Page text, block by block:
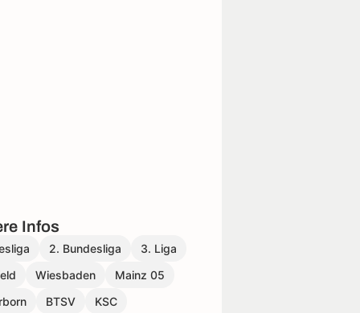
Infos
2. Bundesliga
3. Liga
Wiesbaden
Mainz 05
BTSV
KSC